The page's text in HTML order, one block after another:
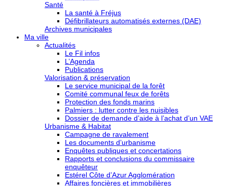
Santé
La santé à Fréjus
Défibrillateurs automatisés externes (DAE)
Archives municipales
Ma ville
Actualités
Le Fil infos
L’Agenda
Publications
Valorisation & préservation
Le service municipal de la forêt
Comité communal feux de forêts
Protection des fonds marins
Palmiers : lutter contre les nuisibles
Dossier de demande d’aide à l’achat d’un VAE
Urbanisme & Habitat
Campagne de ravalement
Les documents d’urbanisme
Enquêtes publiques et concertations
Rapports et conclusions du commissaire
enquêteur
Estérel Côte d’Azur Agglomération
Affaires foncières et immobilières